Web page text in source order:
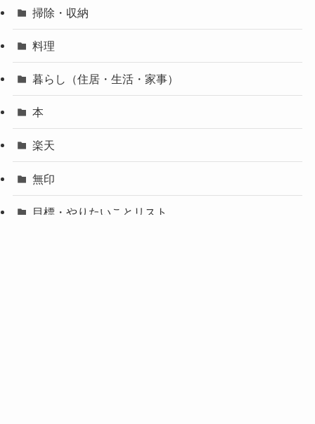
掃除・収納
料理
暮らし（住居・生活・家事）
本
楽天
無印
目標・やりたいことリスト